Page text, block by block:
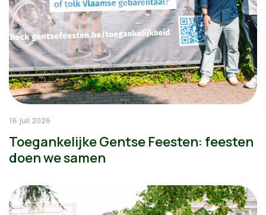
16 juli 2026
Toegankelijke Gentse Feesten: feesten
doen we samen